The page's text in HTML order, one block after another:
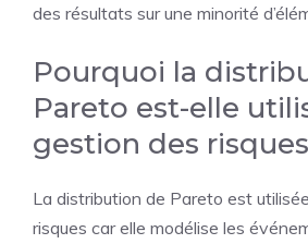
des résultats sur une minorité
Pourquoi la
Pareto est-elle
gestion des
La distribution de Pareto est
risques car elle modélise les